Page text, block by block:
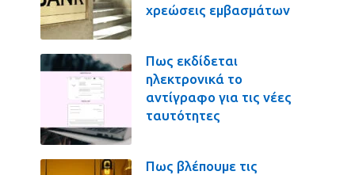
χρεώσεις εμβασμάτων
Πως εκδίδεται
ηλεκτρονικά το
αντίγραφο για τις νέες
ταυτότητες
Πως βλέπουμε τις